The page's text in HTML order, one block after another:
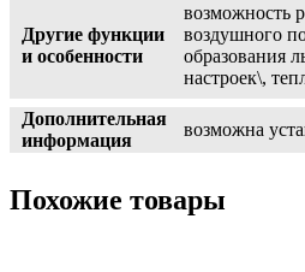
Другие функции
и особенности
возможность
воздушного
образования
настроек\,
Дополнительная
информация
возможна
Похожие товары